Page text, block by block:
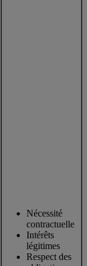
Nécessité
contractuelle
Intérêts
légitimes
Respect des